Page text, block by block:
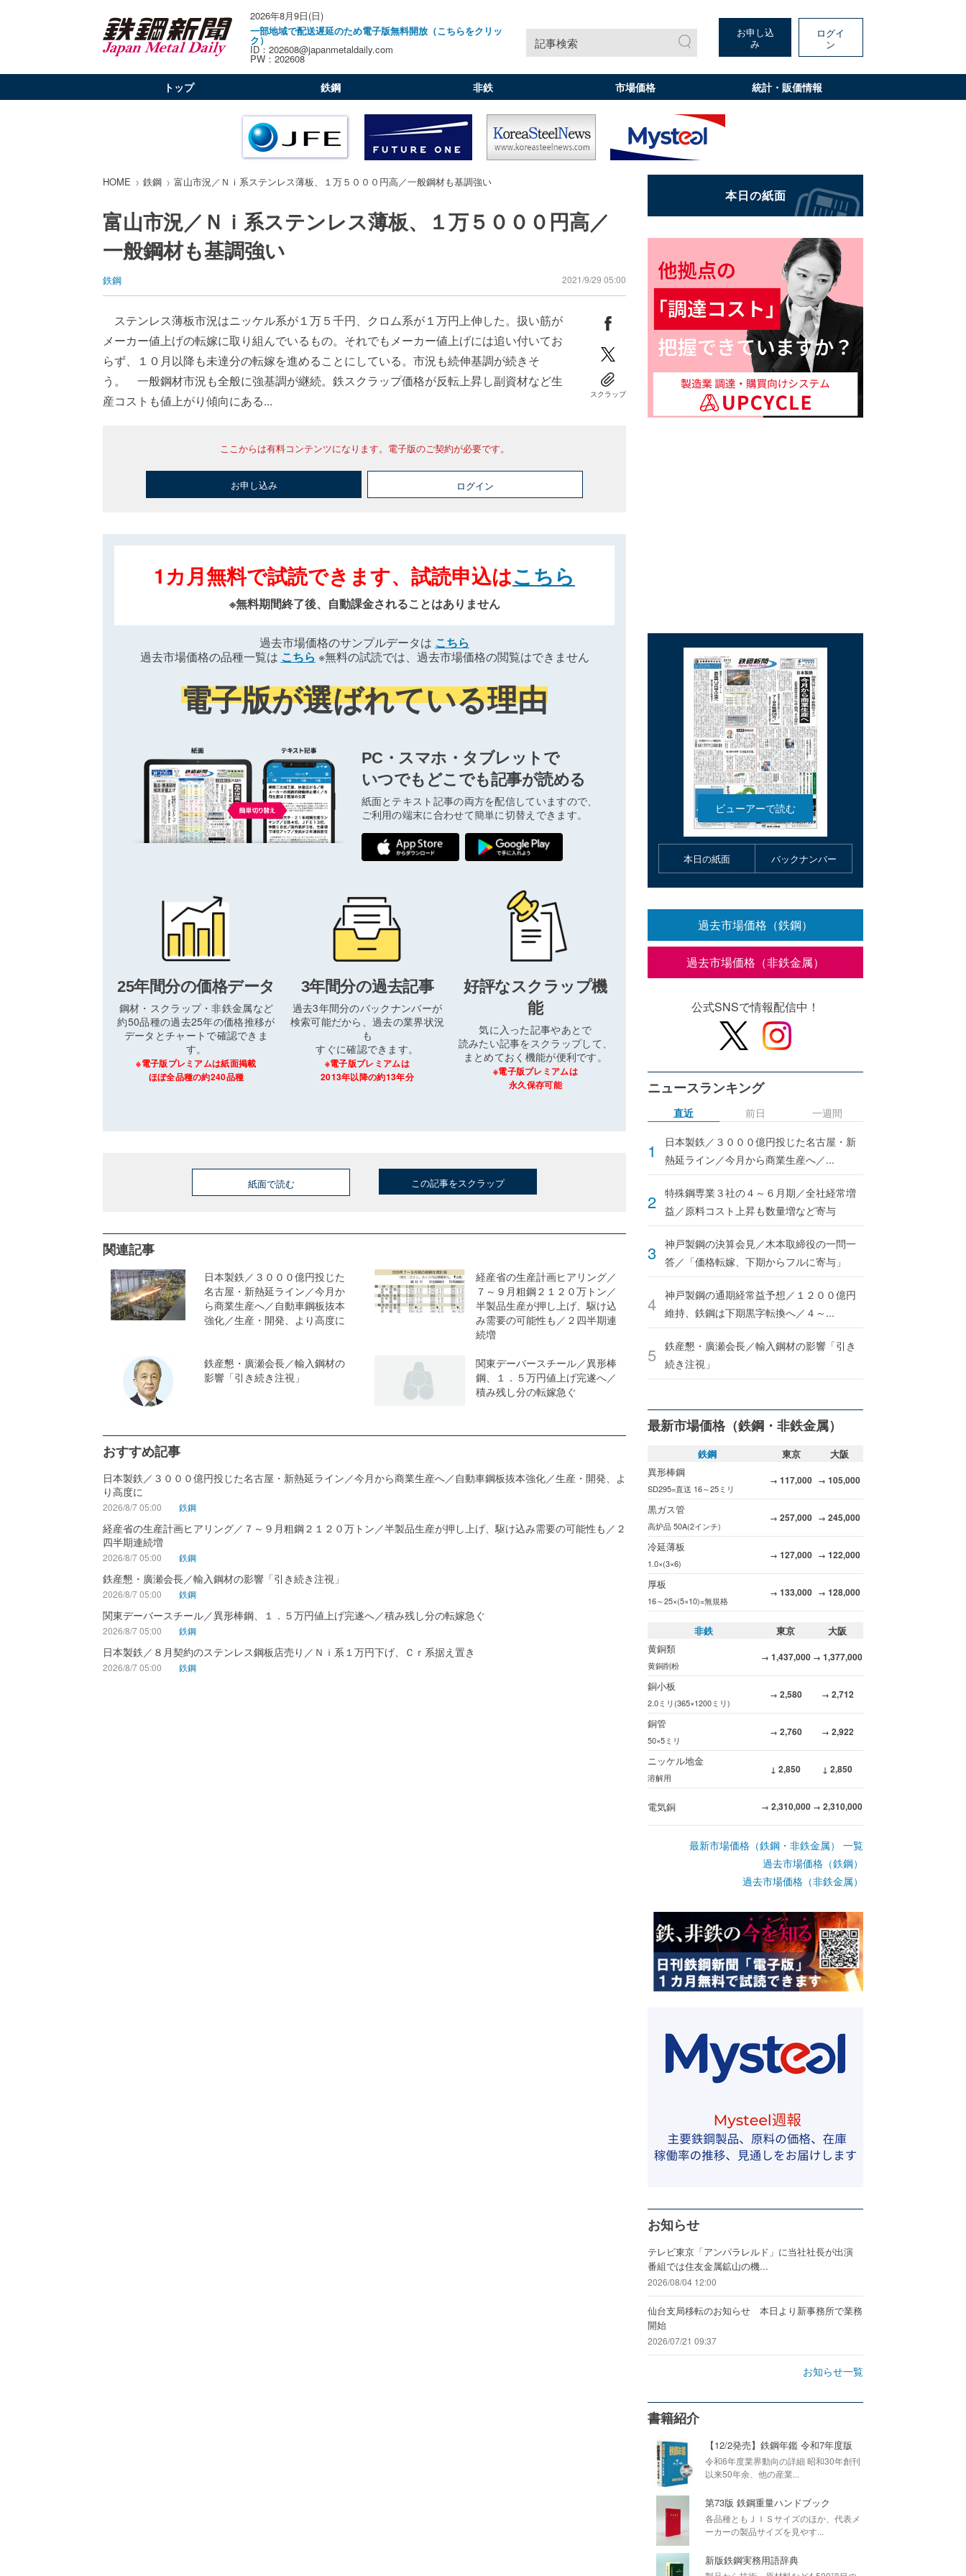
2026年8月9日(日)
一部地域で配送遅延のため電子版無料開放（こちらをクリッ
ク）
ID：202608@japanmetaldaily.com
PW：202608
記事検索
お申し込
み
ログイ
ン
トップ 鉄鋼 非鉄 市場価格 統計・販価情報
HOME 鉄鋼 富山市況／Ｎｉ系ステンレス薄板、１万５０００円高／一般鋼材も基調強い
富山市況／Ｎｉ系ステンレス薄板、１万５０００円高／
一般鋼材も基調強い
鉄鋼 2021/9/29 05:00
ステンレス薄板市況はニッケル系が１万５千円、クロム系が１万円上伸した。扱い筋が
メーカー値上げの転嫁に取り組んでいるもの。それでもメーカー値上げには追い付いてお
らず、１０月以降も未達分の転嫁を進めることにしている。市況も続伸基調が続きそ
う。 一般鋼材市況も全般に強基調が継続。鉄スクラップ価格が反転上昇し副資材など生
産コストも値上がり傾向にある...
スクラップ
ここからは有料コンテンツになります。電子版のご契約が必要です。
お申し込み ログイン
1カ月無料で試読できます、試読申込はこちら
※無料期間終了後、自動課金されることはありません
過去市場価格のサンプルデータは こちら
過去市場価格の品種一覧は こちら ※無料の試読では、過去市場価格の閲覧はできません
電子版が選ばれている理由
PC・スマホ・タブレットで
いつでもどこでも記事が読める
紙面とテキスト記事の両方を配信していますので、
ご利用の端末に合わせて簡単に切替えできます。
25年間分の価格データ
鋼材・スクラップ・非鉄金属など
約50品種の過去25年の価格推移が
データとチャートで確認できま
す。
※電子版プレミアムは紙面掲載
ほぼ全品種の約240品種
3年間分の過去記事
過去3年間分のバックナンバーが
検索可能だから、過去の業界状況
も
すぐに確認できます。
※電子版プレミアムは
2013年以降の約13年分
好評なスクラップ機
能
気に入った記事やあとで
読みたい記事をスクラップして、
まとめておく機能が便利です。
※電子版プレミアムは
永久保存可能
紙面で読む この記事をスクラップ
関連記事
日本製鉄／３０００億円投じた
名古屋・新熱延ライン／今月か
ら商業生産へ／自動車鋼板抜本
強化／生産・開発、より高度に
経産省の生産計画ヒアリング／
７～９月粗鋼２１２０万トン／
半製品生産が押し上げ、駆け込
み需要の可能性も／２四半期連
続増
鉄産懇・廣瀬会長／輸入鋼材の
影響「引き続き注視」
関東デーバースチール／異形棒
鋼、１．５万円値上げ完遂へ／
積み残し分の転嫁急ぐ
おすすめ記事
日本製鉄／３０００億円投じた名古屋・新熱延ライン／今月から商業生産へ／自動車鋼板抜本強化／生産・開発、よ
り高度に
2026/8/7 05:00 鉄鋼
経産省の生産計画ヒアリング／７～９月粗鋼２１２０万トン／半製品生産が押し上げ、駆け込み需要の可能性も／２
四半期連続増
2026/8/7 05:00 鉄鋼
鉄産懇・廣瀬会長／輸入鋼材の影響「引き続き注視」
2026/8/7 05:00 鉄鋼
関東デーバースチール／異形棒鋼、１．５万円値上げ完遂へ／積み残し分の転嫁急ぐ
2026/8/7 05:00 鉄鋼
日本製鉄／８月契約のステンレス鋼板店売り／Ｎｉ系１万円下げ、Ｃｒ系据え置き
2026/8/7 05:00 鉄鋼
本日の紙面 バックナンバー
過去市場価格（鉄鋼）
過去市場価格（非鉄金属）
公式SNSで情報配信中！
ニュースランキング
直近
日本製鉄／３０００億円投じた名古屋・新
熱延ライン／今月から商業生産へ／...
特殊鋼専業３社の４～６月期／全社経常増
益／原料コスト上昇も数量増など寄与
神戸製鋼の決算会見／木本取締役の一問一
答／「価格転嫁、下期からフルに寄与」
神戸製鋼の通期経常益予想／１２００億円
維持、鉄鋼は下期黒字転換へ／４～...
鉄産懇・廣瀬会長／輸入鋼材の影響「引き
続き注視」
前日 一週間
最新市場価格（鉄鋼・非鉄金属）
鉄鋼 東京
大阪
異形棒鋼
SD295=直送 16～25ミリ
→ 117,000 → 105,000
黒ガス管
高炉品 50A(2インチ)
→ 257,000 → 245,000
冷延薄板
1.0×(3×6)
→ 127,000 → 122,000
厚板
16～25×(5×10)=無規格
→ 133,000 → 128,000
非鉄 東京
大阪
黄銅類
黄銅削粉
→ 1,437,000 → 1,377,000
銅小板
2.0ミリ(365×1200ミリ)
→ 2,580 → 2,712
銅管
50×5ミリ
→ 2,760 → 2,922
ニッケル地金
溶解用
↓ 2,850 ↓ 2,850
電気銅 → 2,310,000 → 2,310,000
最新市場価格（鉄鋼・非鉄金属） 一覧
過去市場価格（鉄鋼）
過去市場価格（非鉄金属）
お知らせ
テレビ東京「アンパラレルド」に当社社長が出演
番組では住友金属鉱山の機...
2026/08/04 12:00
仙台支局移転のお知らせ 本日より新事務所で業務
開始
2026/07/21 09:37
お知らせ一覧
書籍紹介
【12/2発売】鉄鋼年鑑 令和7年度版
令和6年度業界動向の詳細 昭和30年創刊
以来50年余、他の産業...
第73版 鉄鋼重量ハンドブック
各品種ともＪＩＳサイズのほか、代表メ
ーカーの製品サイズを見やす...
新版鉄鋼実務用語辞典